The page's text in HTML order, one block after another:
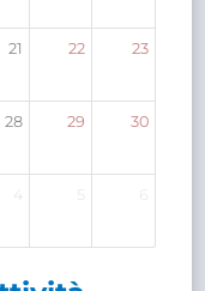
21 22 23
28 29 30
4 5 6